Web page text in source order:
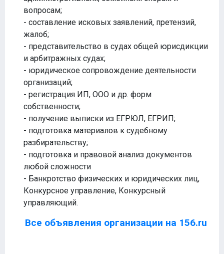
вопросам;
- составление исковых заявлений, претензий,
жалоб;
- представительство в судах общей юрисдикции
и арбитражных судах;
- юридическое сопровождение деятельности
организаций;
- регистрация ИП, ООО и др. форм
собственности;
- получение выписки из ЕГРЮЛ, ЕГРИП;
- подготовка материалов к судебному
разбирательству;
- подготовка и правовой анализ документов
любой сложности
- Банкротство физических и юридических лиц,
Конкурсное управление, Конкурсный
управляющий.
Все объявления организации на 156.ru